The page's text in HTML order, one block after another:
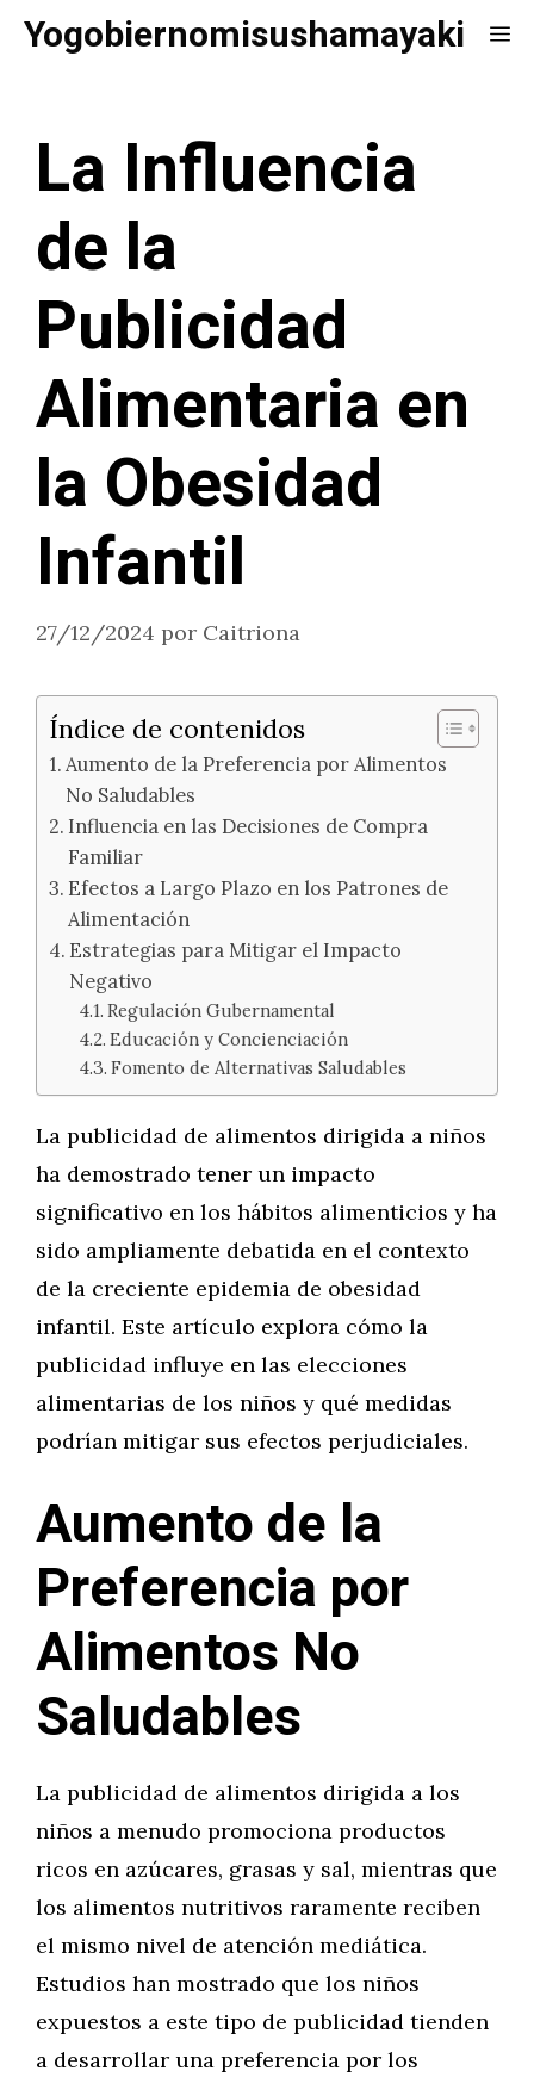
SaltarYogobiernomisushamayaki
La Influencia
de la
Publicidad
Alimentaria en
la Obesidad
Infantil
27/12/2024 por Caitriona
Índice de contenidos
Aumento de la Preferencia por Alimentos
No Saludables
Influencia en las Decisiones de Compra
Familiar
Efectos a Largo Plazo en los Patrones de
Alimentación
Estrategias para Mitigar el Impacto
Negativo
Regulación Gubernamental
Educación y Concienciación
Fomento de Alternativas Saludables
La publicidad de alimentos dirigida a niños
ha demostrado tener un impacto
significativo en los hábitos alimenticios y ha
sido ampliamente debatida en el contexto
de la creciente epidemia de obesidad
infantil. Este artículo explora cómo la
publicidad influye en las elecciones
alimentarias de los niños y qué medidas
podrían mitigar sus efectos perjudiciales.
Aumento de la
Preferencia por
Alimentos No
Saludables
La publicidad de alimentos dirigida a los
niños a menudo promociona productos
ricos en azúcares, grasas y sal, mientras que
los alimentos nutritivos raramente reciben
el mismo nivel de atención mediática.
Estudios han mostrado que los niños
expuestos a este tipo de publicidad tienden
a desarrollar una preferencia por los